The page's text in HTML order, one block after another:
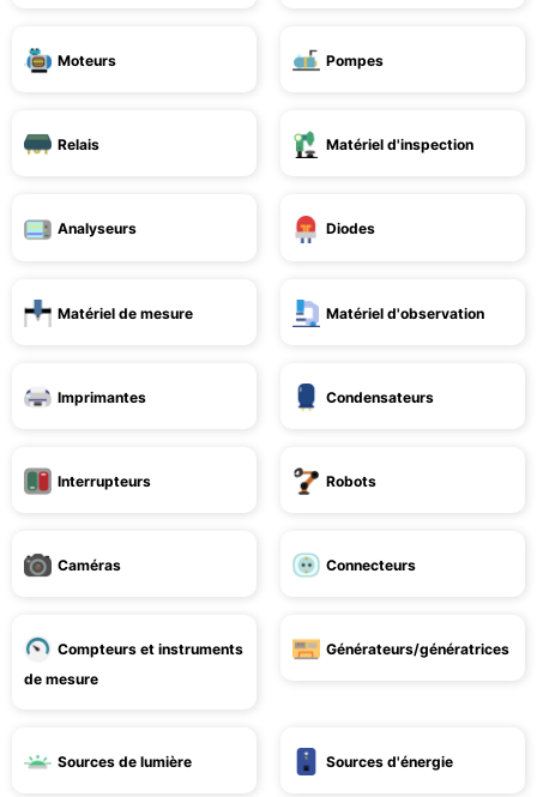
Moteurs Pompes
Relais Matériel d'inspection
Analyseurs Diodes
Matériel de mesure Matériel d'observation
Imprimantes Condensateurs
Interrupteurs Robots
Caméras Connecteurs
Compteurs et instruments
de mesure
Générateurs/génératrices
Sources de lumière Sources d'énergie